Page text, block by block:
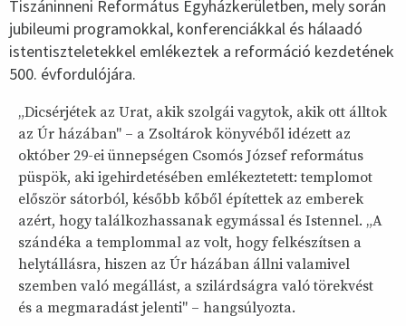
Tiszáninneni Református Egyházkerületben, mely során
jubileumi programokkal, konferenciákkal és hálaadó
istentiszteletekkel emlékeztek a reformáció kezdetének
500. évfordulójára.
„Dicsérjétek az Urat, akik szolgái vagytok, akik ott álltok
az Úr házában" – a Zsoltárok könyvéből idézett az
október 29-ei ünnepségen Csomós József református
püspök, aki igehirdetésében emlékeztetett: templomot
először sátorból, később kőből építettek az emberek
azért, hogy találkozhassanak egymással és Istennel. „A
szándéka a templommal az volt, hogy felkészítsen a
helytállásra, hiszen az Úr házában állni valamivel
szemben való megállást, a szilárdságra való törekvést
és a megmaradást jelenti" – hangsúlyozta.